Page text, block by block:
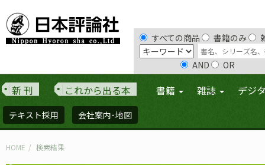
すべての商品 書籍のみ
AND OR
新 刊 これから出る本 書籍 雑誌 デジ
テキスト採用 会社案内･地図
HOME 検索結果